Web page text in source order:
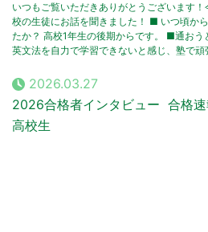
いつもご覧いただきありがとうございます
校の生徒にお話を聞きました！ ■ いつ頃か
たか？ 高校1年生の後期からです。 ■通おう
英文法を自力で学習できないと感じ、塾で頑
2026.03.27
2026合格者インタビュー 合格速
高校生